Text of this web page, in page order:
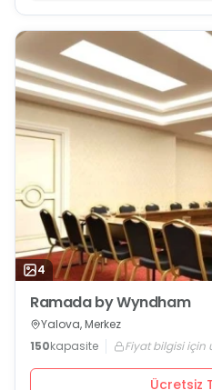
4
Ramada by Wyndham
Yalova, Merkez
150kapasite Fiyat bilgisi için
Ücretsiz